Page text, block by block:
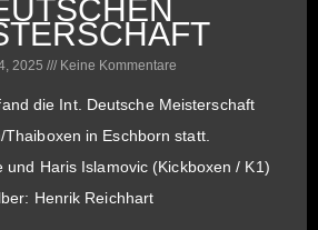
2025 Keine Kommentare
die Int. Deutsche Meisterschaft
Thaiboxen in Eschborn statt.
und Haris Islamovic (Kickboxen / K1)
Henrik Reichhart